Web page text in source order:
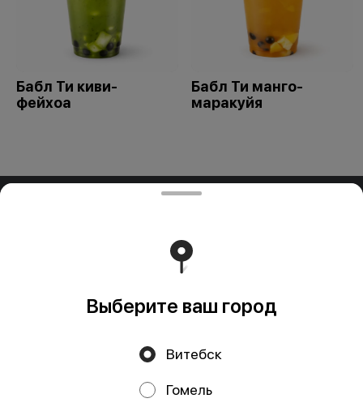
Бабл Ти киви-
фейхоа
Бабл Ти манго-
маракуйя
ООО "ПАДТАЙ-ГРУПП"
Свидетельство выдано Минским горисполкомом
03.12.2020 г. Интернет-магазин зарегистрирован в
Торговом реестре Республики Беларусь 18.01.2021г.
Публичная оферта
Выберите ваш город
Витебск
Гомель